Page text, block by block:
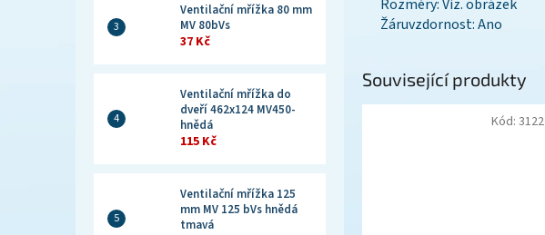
Ventilační mřížka 80 mm
MV 80bVs
37 Kč
Ventilační mřížka do
dveří 462x124 MV450-
hnědá
115 Kč
Ventilační mřížka 125
mm MV 125 bVs hnědá
tmavá
Rozměry: Viz. obrázek
Žáruvzdornost: Ano
Související produkty
Kód: 3122